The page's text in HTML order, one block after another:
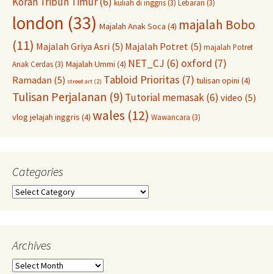
kuliah di inggris(3) Lebaran (3)
london (33) Majalah Anak Soca (4) majalah Bobo
(11) Majalah Griya Asri (5) Majalah Potret (5) majalah Potret
Anak Cerdas(3) Majalah Ummi (4) NET_CJ (6) oxford (7)
Ramadan (5) street art (2) Tabloid Prioritas (7) tulisan opini (4)
Tulisan Perjalanan (9) Tutorial memasak(6) video (5)
vlog jelajah inggris (4) wales (12) Wawancara (3)
Categories
Categories
Archives
Archives